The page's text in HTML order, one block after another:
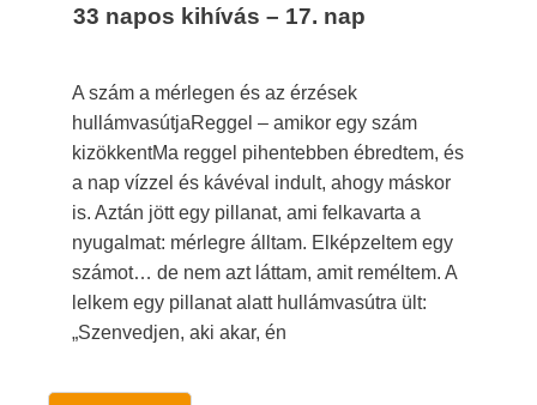
33 napos kihívás – 17. nap
A szám a mérlegen és az érzések
hullámvasútjaReggel – amikor egy szám
kizökkentMa reggel pihentebben ébredtem, és
a nap vízzel és kávéval indult, ahogy máskor
is. Aztán jött egy pillanat, ami felkavarta a
nyugalmat: mérlegre álltam. Elképzeltem egy
számot… de nem azt láttam, amit reméltem. A
lelkem egy pillanat alatt hullámvasútra ült:
„Szenvedjen, aki akar, én